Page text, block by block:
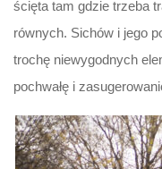
ścięta tam gdzie trzeba
równych. Sichów i jego
trochę niewygodnych
pochwałę i